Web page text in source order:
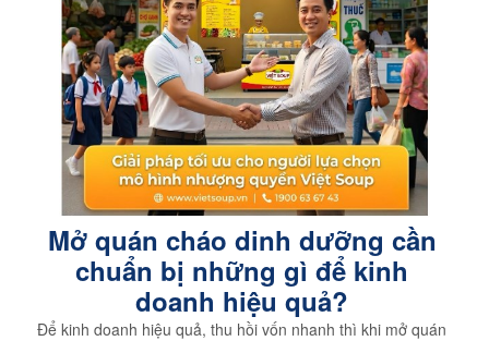
Mở quán cháo dinh dưỡng cần
chuẩn bị những gì để kinh
doanh hiệu quả?
Để kinh doanh hiệu quả, thu hồi vốn nhanh thì khi mở quán